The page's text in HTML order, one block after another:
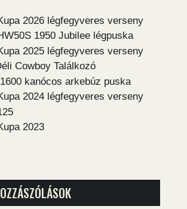
2026 légfegyveres verseny
1950 Jubilee légpuska
2025 légfegyveres verseny
Cowboy Találkozó
kanócos arkebúz puska
2024 légfegyveres verseny
2023